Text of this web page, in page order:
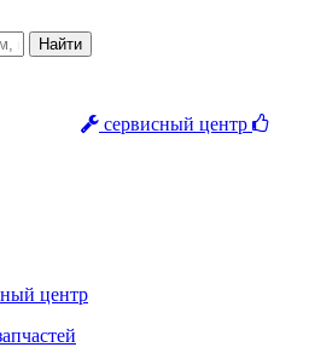
сервисный центр
центр